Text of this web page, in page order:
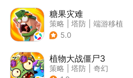
糖果灾难
策略 塔防
端游移植
| 卡通
5.0
植物大战僵尸3
策略 塔防
奇幻